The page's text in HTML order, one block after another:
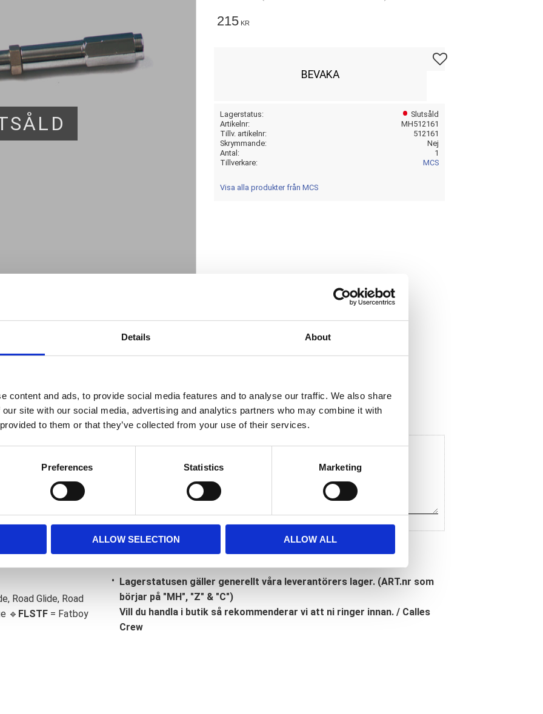
Details About
content and ads, to provide social media features and to analyse our traffic. We also share
site with our social media, advertising and analytics partners who may combine it with
to them or that they’ve collected from your use of their services.
Preferences Statistics Marketing
ALLOW SELECTION ALLOW ALL
215 KR
Lägg till i favoriter
BEVAKA
Lagerstatus
Slutsåld
Artikelnr
MH512161
Tillv. artikelnr
512161
Skrymmande
Nej
Antal
1
Tillverkare
MCS
Visa alla produkter från MCS
90ø elbow angle. Used as replacement or
Dela med dig
c
b
o
Road Glide, Road
🔹 FLSTF = Fatboy
Lagerstatusen gäller generellt våra leverantörers lager. (ART.nr som
börjar på "MH", "Z" & "C")
Vill du handla i butik så rekommenderar vi att ni ringer innan. / Calles
Crew